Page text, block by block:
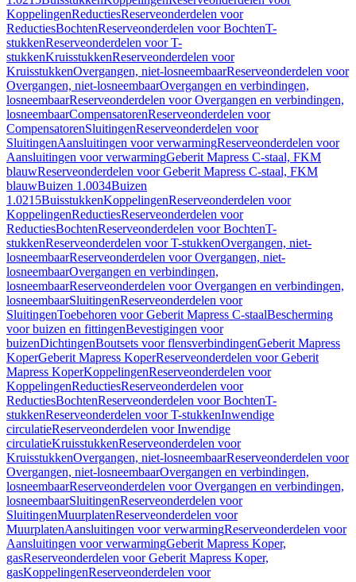
KoppelingenReductiesReserveonderdelen voor
ReductiesBochtenReserveonderdelen voor BochtenT-
stukkenReserveonderdelen voor T-
stukkenKruisstukkenReserveonderdelen voor
KruisstukkenOvergangen, niet-losneembaarReserveonderdelen voor
Overgangen, niet-losneembaarOvergangen en verbindingen,
losneembaarReserveonderdelen voor Overgangen en verbindingen,
losneembaarCompensatorenReserveonderdelen voor
CompensatorenSluitingenReserveonderdelen voor
SluitingenAansluitingen voor verwarmingReserveonderdelen voor
Aansluitingen voor verwarmingGeberit Mapress C-staal, FKM
blauwReserveonderdelen voor Geberit Mapress C-staal, FKM
blauwBuizen 1.0034Buizen
1.0215BuisstukkenKoppelingenReserveonderdelen voor
KoppelingenReductiesReserveonderdelen voor
ReductiesBochtenReserveonderdelen voor BochtenT-
stukkenReserveonderdelen voor T-stukkenOvergangen, niet-
losneembaarReserveonderdelen voor Overgangen, niet-
losneembaarOvergangen en verbindingen,
losneembaarReserveonderdelen voor Overgangen en verbindingen,
losneembaarSluitingenReserveonderdelen voor
SluitingenToebehoren voor Geberit Mapress C-staalBescherming
voor buizen en fittingenBevestigingen voor
buizenDichtingenBoutsets voor flensverbindingenGeberit Mapress
KoperGeberit Mapress KoperReserveonderdelen voor Geberit
Mapress KoperKoppelingenReserveonderdelen voor
KoppelingenReductiesReserveonderdelen voor
ReductiesBochtenReserveonderdelen voor BochtenT-
stukkenReserveonderdelen voor T-stukkenInwendige
circulatieReserveonderdelen voor Inwendige
circulatieKruisstukkenReserveonderdelen voor
KruisstukkenOvergangen, niet-losneembaarReserveonderdelen voor
Overgangen, niet-losneembaarOvergangen en verbindingen,
losneembaarReserveonderdelen voor Overgangen en verbindingen,
losneembaarSluitingenReserveonderdelen voor
SluitingenMuurplatenReserveonderdelen voor
MuurplatenAansluitingen voor verwarmingReserveonderdelen voor
Aansluitingen voor verwarmingGeberit Mapress Koper,
gasReserveonderdelen voor Geberit Mapress Koper,
gasKoppelingenReserveonderdelen voor